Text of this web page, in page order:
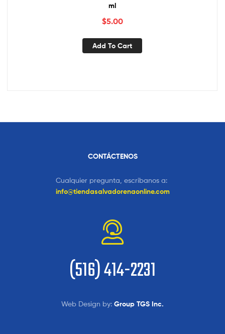
ml
$5.00
Add To Cart
CONTÁCTENOS
Cualquier pregunta, escribanos a:
info@tiendasalvadorenaonline.com
(516) 414-2231
Web Design by: Group TGS Inc.